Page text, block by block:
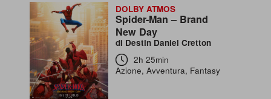
DOLBY ATMOS
Spider-Man – Brand
New Day
di Destin Daniel Cretton
2h 25min
Azione, Avventura, Fantasy